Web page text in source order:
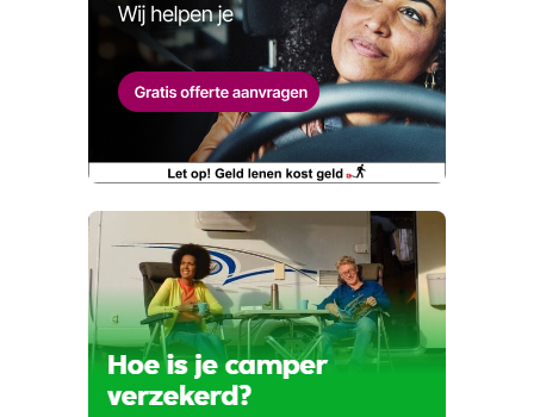
Telefoonnummer (optioneel)
Vraag mijn proefrit aan
om je aanvraag zo goed mogelijk bij de
aanbieder te brengen. Lees hier meer over in
onzeprivacyverklaring .
E-mailadres
Telefoonnummer (optioneel)
Verstuur mijn vraag
viaBOVAG.nl verwerkt je persoonsgegevens
om je aanvraag zo goed mogelijk bij de
aanbieder te brengen. Lees hier meer over in
onzeprivacyverklaring
Wat is jou opgevallen?
Wat klopt er niet?
Kan je ons nog meer vertellen? (optioneel)
Stuur mijn bevinding door